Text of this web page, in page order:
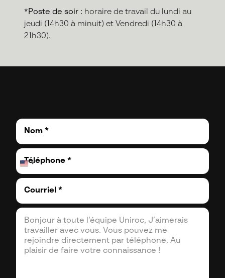
*Poste de soir : horaire de travail du lundi au
jeudi (14h30 à minuit) et Vendredi (14h30 à
21h30).
N
m
*T
é
l
é
h
o
C
u
rC